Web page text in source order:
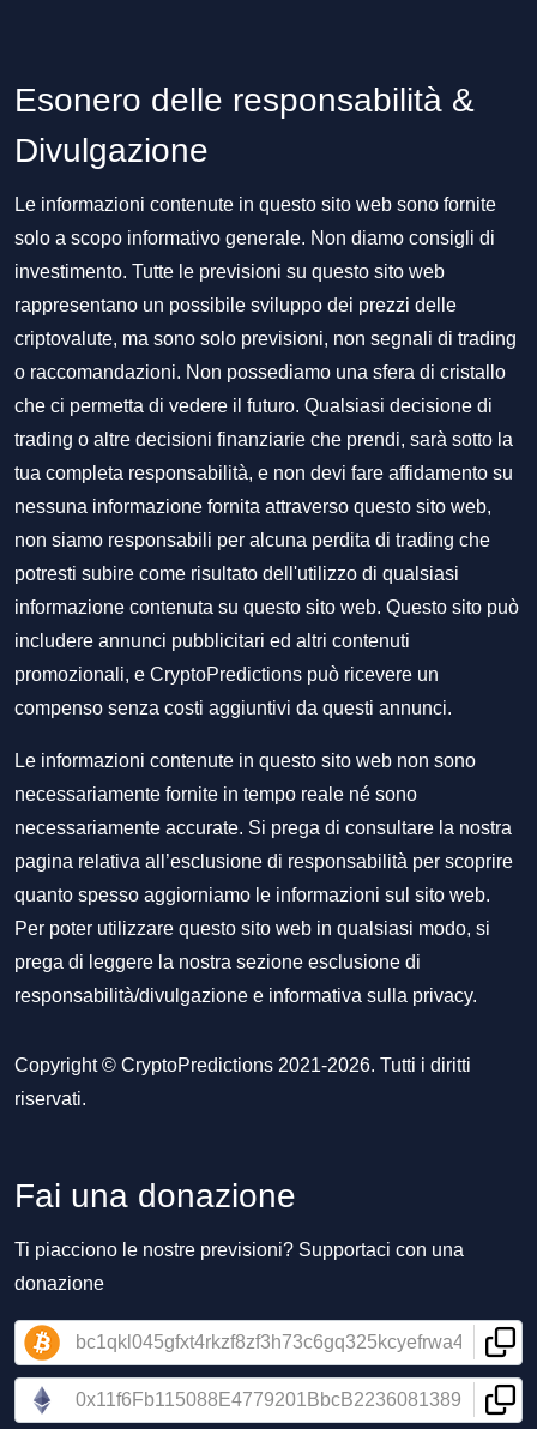
Esonero delle responsabilità &
Divulgazione
Le informazioni contenute in questo sito web sono fornite
solo a scopo informativo generale. Non diamo consigli di
investimento. Tutte le previsioni su questo sito web
rappresentano un possibile sviluppo dei prezzi delle
criptovalute, ma sono solo previsioni, non segnali di trading
o raccomandazioni. Non possediamo una sfera di cristallo
che ci permetta di vedere il futuro. Qualsiasi decisione di
trading o altre decisioni finanziarie che prendi, sarà sotto la
tua completa responsabilità, e non devi fare affidamento su
nessuna informazione fornita attraverso questo sito web,
non siamo responsabili per alcuna perdita di trading che
potresti subire come risultato dell'utilizzo di qualsiasi
informazione contenuta su questo sito web. Questo sito può
includere annunci pubblicitari ed altri contenuti
promozionali, e CryptoPredictions può ricevere un
compenso senza costi aggiuntivi da questi annunci.
Le informazioni contenute in questo sito web non sono
necessariamente fornite in tempo reale né sono
necessariamente accurate. Si prega di consultare la nostra
pagina relativa all’esclusione di responsabilità per scoprire
quanto spesso aggiorniamo le informazioni sul sito web.
Per poter utilizzare questo sito web in qualsiasi modo, si
prega di leggere la nostra sezione esclusione di
responsabilità/divulgazione e informativa sulla privacy.
Copyright © CryptoPredictions 2021-2026. Tutti i diritti
riservati.
Fai una donazione
Ti piacciono le nostre previsioni? Supportaci con una
donazione